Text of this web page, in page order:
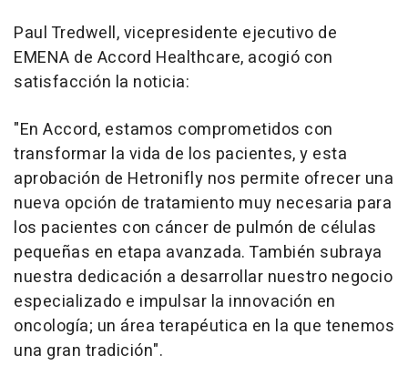
Paul Tredwell, vicepresidente ejecutivo de
EMENA de Accord Healthcare, acogió con
satisfacción la noticia:
"En Accord, estamos comprometidos con
transformar la vida de los pacientes, y esta
aprobación de Hetronifly nos permite ofrecer una
nueva opción de tratamiento muy necesaria para
los pacientes con cáncer de pulmón de células
pequeñas en etapa avanzada. También subraya
nuestra dedicación a desarrollar nuestro negocio
especializado e impulsar la innovación en
oncología; un área terapéutica en la que tenemos
una gran tradición".